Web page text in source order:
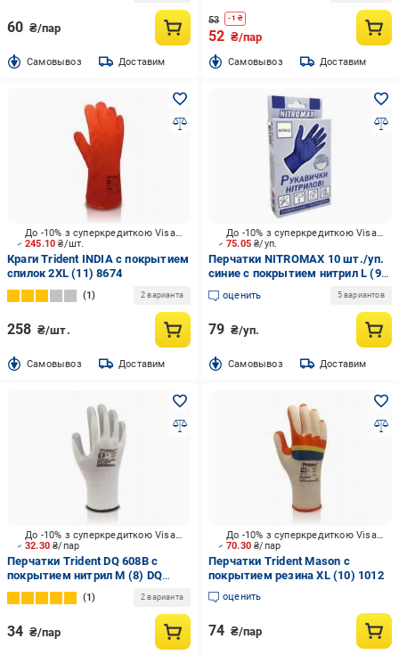
60 ₴/пар
Cамовывоз Доставим
53 -1 ₴
52 ₴/пар
Cамовывоз Доставим
245.10₴/шт.
До -10% з суперкредиткою Visa Вигода
Краги Trident INDIA с покрытием
спилок 2XL (11) 8674
1 2 варианта
258 ₴/шт.
Cамовывоз Доставим
75.05₴/уп.
До -10% з суперкредиткою Visa Вигода
Перчатки NITROMAX 10 шт./уп.
синие с покрытием нитрил L (9)
VG-033
оценить 5 вариантов
79 ₴/уп.
Cамовывоз Доставим
32.30₴/пар
До -10% з суперкредиткою Visa Вигода
Перчатки Trident DQ 608B с
покрытием нитрил M (8) DQ
608B
1 2 варианта
34 ₴/пар
70.30₴/пар
До -10% з суперкредиткою Visa Вигода
Перчатки Trident Mason с
покрытием резина XL (10) 1012
оценить
74 ₴/пар